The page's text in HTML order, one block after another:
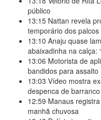
público
13:15 Nattan revela
temporário dos palcos
13:10 Anaju quase
abaixadinha na calça:
13:06 Motorista de
bandidos para assalto
13:03 Vídeo mostra
despenca de
12:59 Manaus
manhã chuvosa